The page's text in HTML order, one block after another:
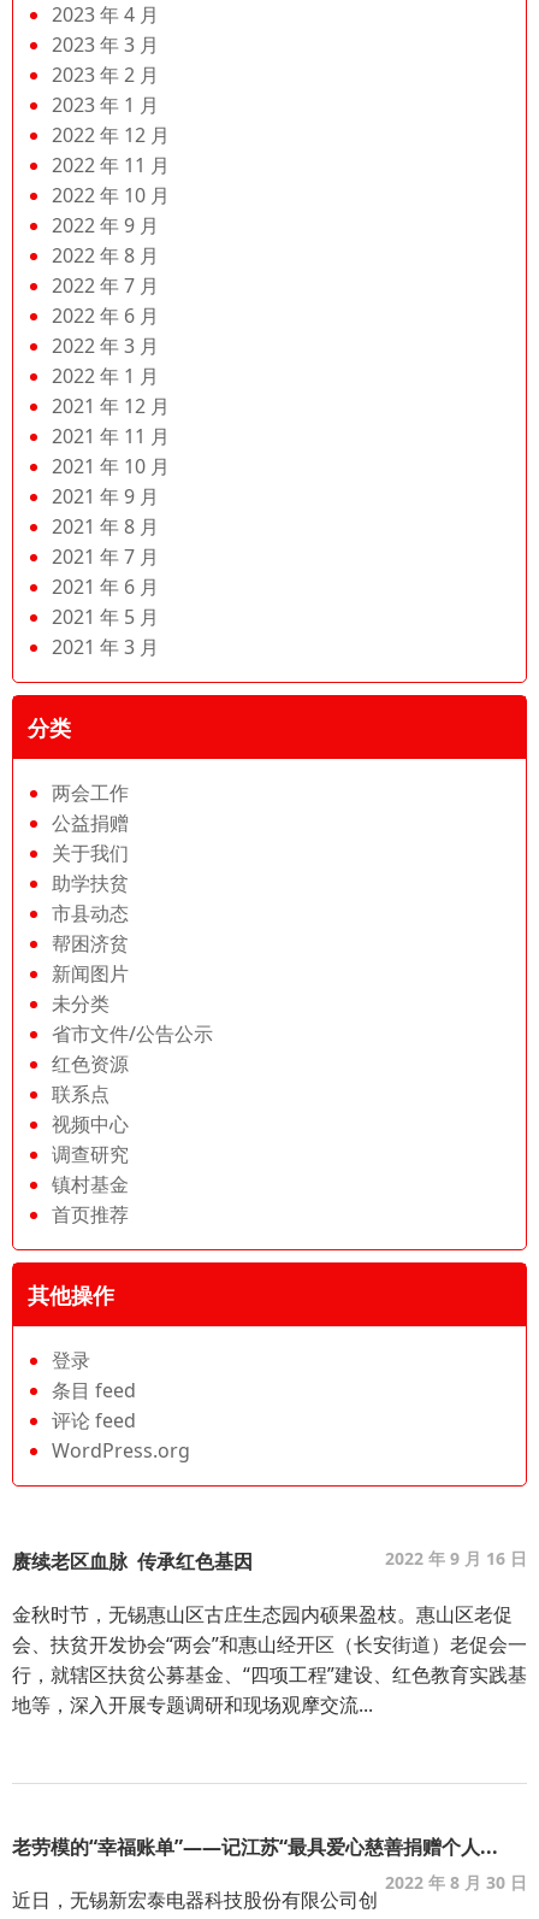
2023 年 4 月
2023 年 3 月
2023 年 2 月
2023 年 1 月
2022 年 12 月
2022 年 11 月
2022 年 10 月
2022 年 9 月
2022 年 8 月
2022 年 7 月
2022 年 6 月
2022 年 3 月
2022 年 1 月
2021 年 12 月
2021 年 11 月
2021 年 10 月
2021 年 9 月
2021 年 8 月
2021 年 7 月
2021 年 6 月
2021 年 5 月
2021 年 3 月
分类
两会工作
公益捐赠
关于我们
助学扶贫
市县动态
帮困济贫
新闻图片
未分类
省市文件/公告公示
红色资源
联系点
视频中心
调查研究
镇村基金
首页推荐
其他操作
登录
条目 feed
评论 feed
WordPress.org
赓续老区血脉 传承红色基因 2022 年 9 月 16 日
金秋时节，无锡惠山区古庄生态园内硕果盈枝。惠山区老促
会、扶贫开发协会“两会”和惠山经开区（长安街道）老促会一
行，就辖区扶贫公募基金、“四项工程”建设、红色教育实践基
地等，深入开展专题调研和现场观摩交流...
老劳模的“幸福账单”——记江苏“最具爱心慈善捐赠个人...
2022 年 8 月 30 日
近日，无锡新宏泰电器科技股份有限公司创